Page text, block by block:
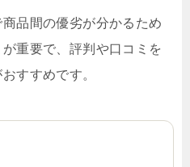
品間の優劣が分かるため
重要で、評判や口コミを
すすめです。